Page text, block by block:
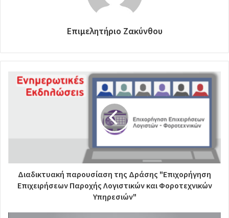
Επιμελητήριο Ζακύνθου
Διαδικτυακή παρουσίαση της Δράσης "Επιχορήγηση
Επιχειρήσεων Παροχής Λογιστικών και Φοροτεχνικών
Υπηρεσιών"